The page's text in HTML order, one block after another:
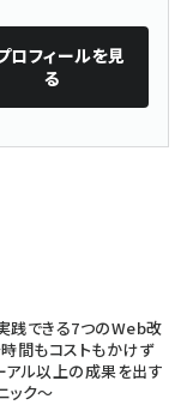
ロフィールを見
る
践できる7つのWeb改
間もコストもかけず
アル以上の成果を出す
ック～